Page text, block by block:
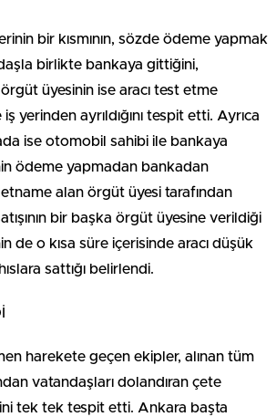
bir kısmının, sözde ödeme yapmak
birlikte bankaya gittiğini,
üyesinin ise aracı test etme
yerinden ayrıldığını tespit etti. Ayrıca
ise otomobil sahibi ile bankaya
ödeme yapmadan bankadan
alan örgüt üyesi tarafından
bir başka örgüt üyesine verildiği
de o kısa süre içerisinde aracı düşük
sattığı belirlendi.
harekete geçen ekipler, alınan tüm
vatandaşları dolandıran çete
tek tek tespit etti. Ankara başta